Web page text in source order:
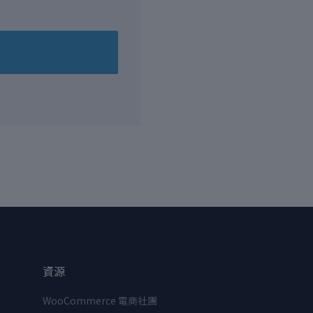
資源
WooCommerce 電商社團